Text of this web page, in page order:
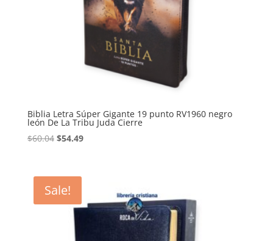
Biblia Letra Súper Gigante 19 punto RV1960 negro
león De La Tribu Juda Cierre
$60.04 Original
$60.04.
$54.49Current
Sale!